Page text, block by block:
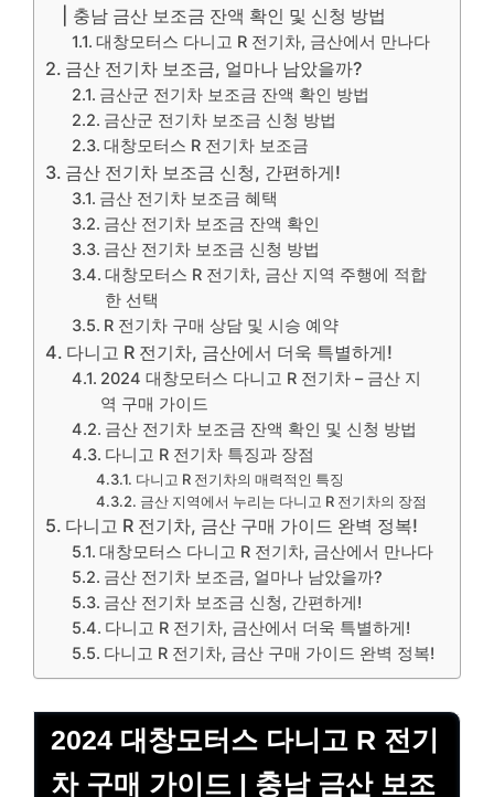
| 충남 금산 보조금 잔액 확인 및 신청 방법
대창모터스 다니고 R 전기차, 금산에서 만나다
금산 전기차 보조금, 얼마나 남았을까?
금산군 전기차 보조금 잔액 확인 방법
금산군 전기차 보조금 신청 방법
대창모터스 R 전기차 보조금
금산 전기차 보조금 신청, 간편하게!
금산 전기차 보조금 혜택
금산 전기차 보조금 잔액 확인
금산 전기차 보조금 신청 방법
대창모터스 R 전기차, 금산 지역 주행에 적합
한 선택
R 전기차 구매 상담 및 시승 예약
다니고 R 전기차, 금산에서 더욱 특별하게!
2024 대창모터스 다니고 R 전기차 – 금산 지
역 구매 가이드
금산 전기차 보조금 잔액 확인 및 신청 방법
다니고 R 전기차 특징과 장점
다니고 R 전기차의 매력적인 특징
금산 지역에서 누리는 다니고 R 전기차의 장점
다니고 R 전기차, 금산 구매 가이드 완벽 정복!
대창모터스 다니고 R 전기차, 금산에서 만나다
금산 전기차 보조금, 얼마나 남았을까?
금산 전기차 보조금 신청, 간편하게!
다니고 R 전기차, 금산에서 더욱 특별하게!
다니고 R 전기차, 금산 구매 가이드 완벽 정복!
2024 대창모터스 다니고 R 전기
차 구매 가이드 | 충남 금산 보조